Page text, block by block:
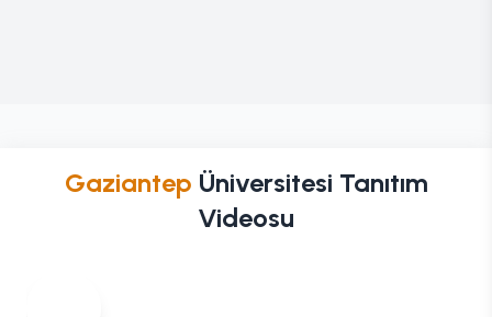
Gaziantep Üniversitesi Tanıtım
Videosu